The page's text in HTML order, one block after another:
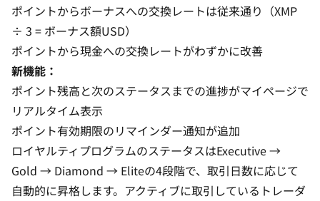
ポイントからボーナスへの交換レートは従来通り（XMP
÷ 3 = ボーナス額USD）
ポイントから現金への交換レートがわずかに改善
新機能：
ポイント残高と次のステータスまでの進捗がマイページで
リアルタイム表示
ポイント有効期限のリマインダー通知が追加
ロイヤルティプログラムのステータスはExecutive →
Gold → Diamond → Eliteの4段階で、取引日数に応じて
自動的に昇格します。アクティブに取引しているトレーダ